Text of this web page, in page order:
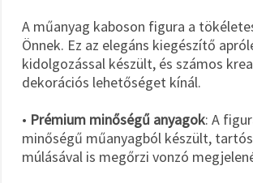
A műanyag kaboson figura a
Önnek. Ez az elegáns kiegészítő
kidolgozással készült, és számos
dekorációs lehetőséget kínál.
• Prémium minőségű anyagok: A
minőségű műanyagból készült,
múlásával is megőrzi vonzó